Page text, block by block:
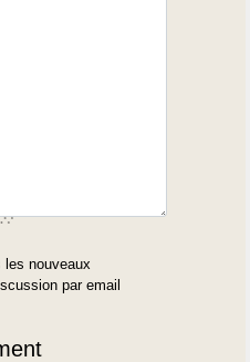
les nouveaux
par email